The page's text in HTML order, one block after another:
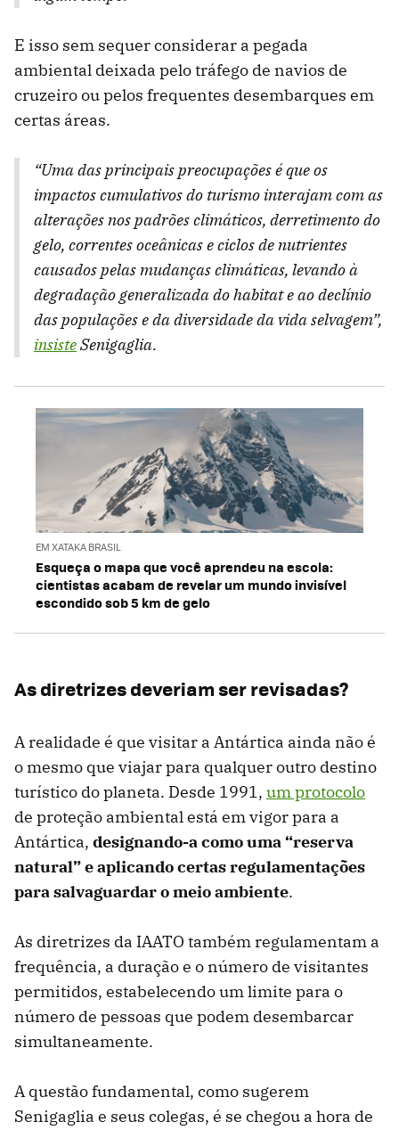
E isso sem sequer considerar a pegada
ambiental deixada pelo tráfego de navios de
cruzeiro ou pelos frequentes desembarques em
certas áreas.
“Uma das principais preocupações é que os
impactos cumulativos do turismo interajam com as
alterações nos padrões climáticos, derretimento do
gelo, correntes oceânicas e ciclos de nutrientes
causados ​​pelas mudanças climáticas, levando à
degradação generalizada do habitat e ao declínio
das populações e da diversidade da vida selvagem”,
insisteSenigaglia.
EM XATAKA BRASIL
Esqueça o mapa que você aprendeu na escola:
cientistas acabam de revelar um mundo invisível
escondido sob 5 km de gelo
As diretrizes deveriam ser revisadas?
A realidade é que visitar a Antártica ainda não é
o mesmo que viajar para qualquer outro destino
turístico do planeta. Desde 1991, um protocolo
de proteção ambiental está em vigor para a
Antártica, designando-a como uma “reserva
natural” e aplicando certas regulamentações
para salvaguardar o meio ambiente.
As diretrizes da IAATO também regulamentam a
frequência, a duração e o número de visitantes
permitidos, estabelecendo um limite para o
número de pessoas que podem desembarcar
simultaneamente.
A questão fundamental, como sugerem
Senigaglia e seus colegas, é se chegou a hora de